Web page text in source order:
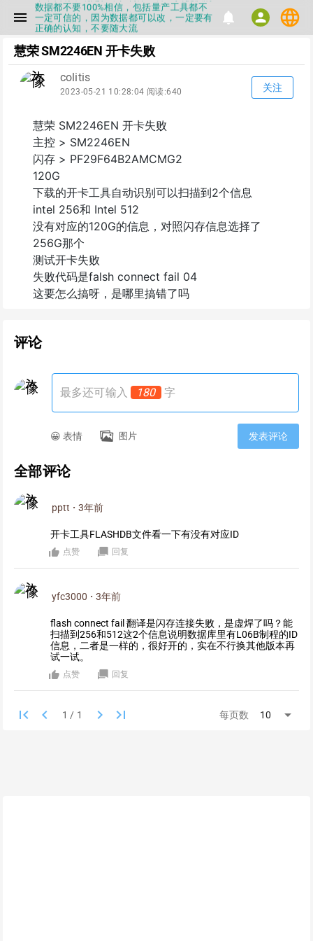
menu
数据都不要100%相信，包括量产工具都不
一定可信的，因为数据都可以改，一定要有
正确的认知，不要随大流
迎积极反馈，Flashinfo尽量维护最正确的
▪Flashinfo APP更新技术规格和量产工具标
签啦，使用更加丝滑，快点击下载吧
▪兄弟们没事不要乱下载量产工具，过分了
▪Flashinfo提供的所有数据仅供参考，DIY
本来就有不确定性，任何第三方工具提供的
数据都不要100%相信，包括量产工具都不
一定可信的，因为数据都可以改，一定要有
正确的认知，不要随大流
▪如果发现数据有错误，或者存在误导，欢
迎积极反馈，Flashinfo尽量维护最正确的
指导性数据
▪Flashinfo APP更新技术规格和量产工具标
签啦，使用更加丝滑，快点击下载吧
notifications person language
慧荣 SM2246EN 开卡失败
colitis
2023-05-21 10:28:04 阅读:640 关注
慧荣 SM2246EN 开卡失败
主控 > SM2246EN
闪存 > PF29F64B2AMCMG2
120G
下载的开卡工具自动识别可以扫描到2个信息
intel 256和 Intel 512
没有对应的120G的信息，对照闪存信息选择了
256G那个
测试开卡失败
失败代码是falsh connect fail 04
这要怎么搞呀，是哪里搞错了吗
评论
最多还可输入 180 字
😀 表情 图片 发表评论
全部评论
pptt · 3年前
开卡工具FLASHDB文件看一下有没有对应ID
点赞 回复
yfc3000 · 3年前
flash connect fail 翻译是闪存连接失败，是虚焊了吗？能
扫描到256和512这2个信息说明数据库里有L06B制程的ID
信息，二者是一样的，很好开的，实在不行换其他版本再
试一试。
点赞 回复
first_page keyboard_arrow_left keyboard_arrow_right last_page 每页数 10 arrow_drop_down